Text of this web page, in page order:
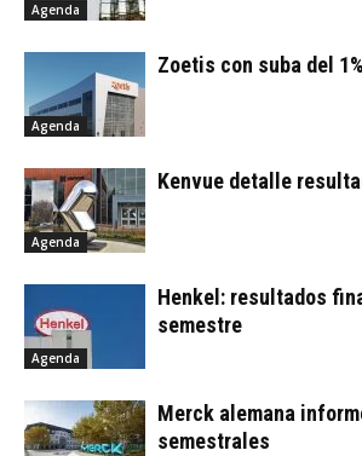
Agenda
Agenda
Zoetis con suba del
Agenda
Kenvue detalle
Agenda
Henkel: resultados
semestre
Merck alemana
semestrales